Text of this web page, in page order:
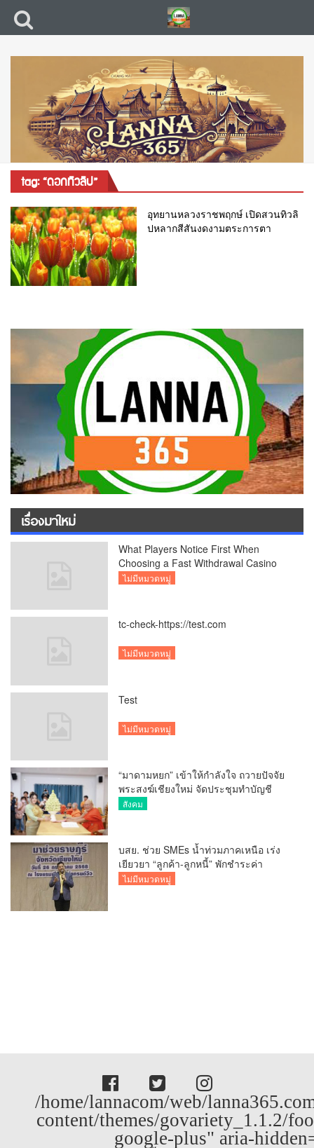
tag: “ดอกทิวลิป”
อุทยานหลวงราชพฤกษ์ เปิดสวนทิวลิ
ปหลากสีสันงดงามตระการตา
เรื่องมาใหม่
What Players Notice First When
Choosing a Fast Withdrawal Casino
UK
ไม่มีหมวดหมู่
tc-check-https://test.com
ไม่มีหมวดหมู่
Test
ไม่มีหมวดหมู่
“มาดามหยก” เข้าให้กำลังใจ ถวายปัจจัย
พระสงฆ์เชียงใหม่ จัดประชุมทำบัญชี
รายรับรายจ่ายของวัด กว่า 300 รูป ที่วัด
สังคม
บสย. ช่วย SMEs น้ำท่วมภาคเหนือ เร่ง
เยียวยา “ลูกค้า-ลูกหนี้” พักชำระค่า
ธรรมเนียม-ค่างวด
ไม่มีหมวดหมู่
/home/lannacom/web/
content/themes/govariety_1.1.2/
google-plus" aria-